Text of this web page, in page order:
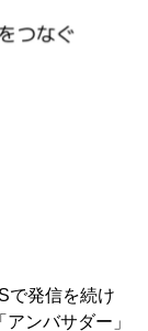
で発信を続け
ンバサダー」